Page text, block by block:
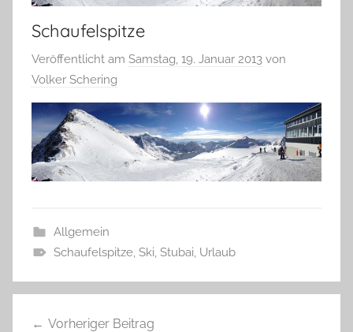
Schaufelspitze
Veröffentlicht am Samstag, 19. Januar 2013 von
Volker Schering
Allgemein
Schaufelspitze, Ski, Stubai, Urlaub
Vorheriger Beitrag